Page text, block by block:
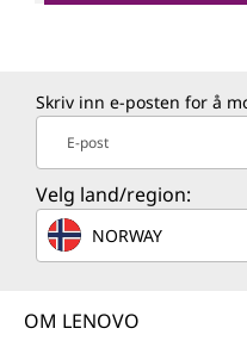
Skriv inn e-posten for å
E-post
Velg land/region:
NORWAY
OM LENOVO